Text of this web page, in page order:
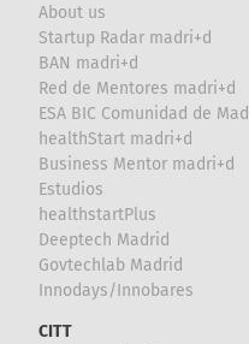
About us
Startup Radar madri+d
BAN madri+d
Red de Mentores madri+d
ESA BIC Comunidad de
healthStart madri+d
Business Mentor madri+d
Estudios
healthstartPlus
Deeptech Madrid
Govtechlab Madrid
Innodays/Innobares
CITT